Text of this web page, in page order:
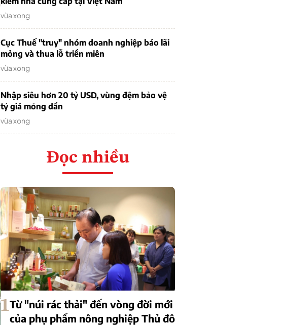
vừa xong
Cục Thuế "truy" nhóm doanh nghiệp báo lãi
mỏng và thua lỗ triền miên
vừa xong
Nhập siêu hơn 20 tỷ USD, vùng đệm bảo vệ
tỷ giá mỏng dần
vừa xong
Đọc nhiều
1Từ "núi rác thải" đến vòng đời mới
của phụ phẩm nông nghiệp Thủ đô